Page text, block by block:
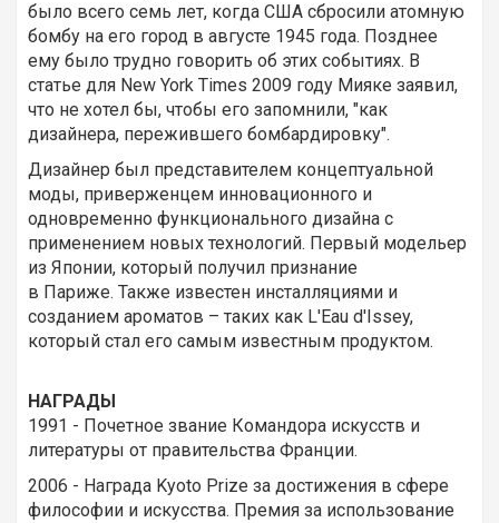
было всего семь лет, когда США сбросили атомную
бомбу на его город в августе 1945 года. Позднее
ему было трудно говорить об этих событиях. В
статье для New York Times 2009 году Мияке заявил,
что не хотел бы, чтобы его запомнили, "как
дизайнера, пережившего бомбардировку".
Дизайнер был представителем концептуальной
моды, приверженцем инновационного и
одновременно функционального дизайна с
применением новых технологий. Первый модельер
из Японии, который получил признание
в Париже. Также известен инсталляциями и
созданием ароматов – таких как L'Eau d'Issey,
который стал его самым известным продуктом.
НАГРАДЫ
1991 - Почетное звание Командора искусств и
литературы от правительства Франции.
2006 - Награда Kyoto Prize за достижения в сфере
философии и искусства. Премия за использование